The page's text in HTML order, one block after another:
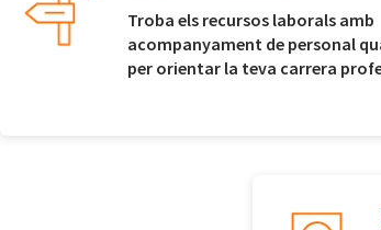
Troba els recursos laborals amb
acompanyament de personal
per orientar la teva carrera